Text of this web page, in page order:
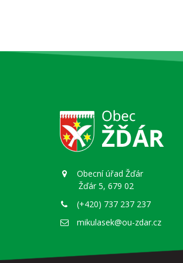
Obecní úřad Žďár
Žďár 5, 679 02
(+420) 737 237 237
mikulasek@ou-zdar.cz